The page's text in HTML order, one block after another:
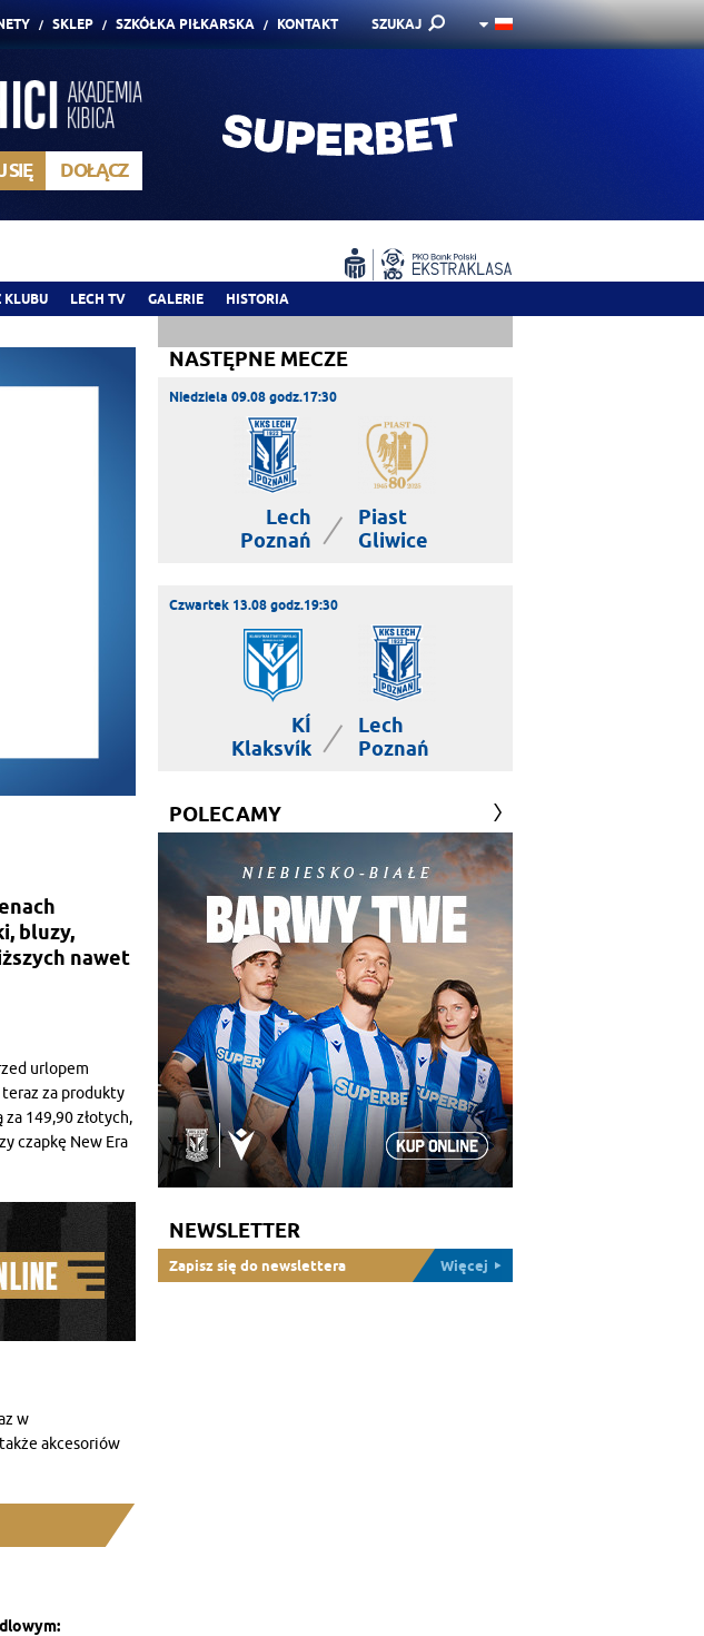
SKLEP SZKÓŁKA PIŁKARSKA KONTAKT SZUKAJ
SIĘ DOŁĄCZ
KLUBU LECH TV GALERIE HISTORIA
bluzy,
nawet
urlopem
za produkty
149,90 złotych,
czapkę New Era
w
akcesoriów
NASTĘPNE MECZE
Niedziela 09.08 godz.17:30
Lech
Poznań
|
Piast
Gliwice
Czwartek 13.08 godz.19:30
KÍ
Klaksvík
|
Lech
Poznań
POLECAMY
NEWSLETTER
Zapisz się do newslettera Więcej